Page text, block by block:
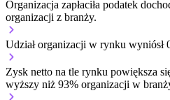
Organizacja zapłaciła podatek
organizacji z branży.
Udział organizacji w rynku wyniósł
Zysk netto na tle rynku powiększa
wyższy niż 93% organizacji w